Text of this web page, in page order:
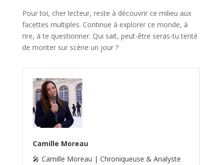
Pour toi, cher lecteur, reste à découvrir ce milieu aux
facettes multiples. Continue à explorer ce monde, à
rire, à te questionner. Qui sait, peut-être seras-tu tenté
de monter sur scène un jour ?
Camille Moreau
🎤 Camille Moreau | Chroniqueuse & Analyste